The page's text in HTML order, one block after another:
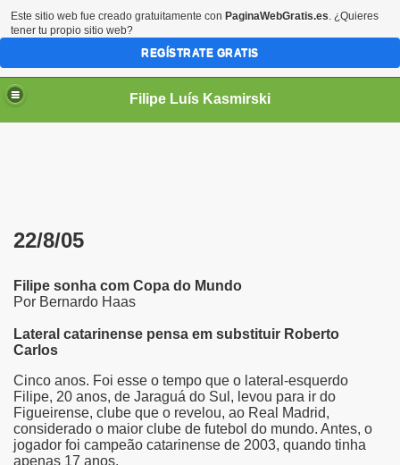
Filipe Luís Kasmirski
22/8/05
Filipe sonha com Copa do Mundo
Por Bernardo Haas
Lateral catarinense pensa em substituir Roberto
Carlos
Cinco anos. Foi esse o tempo que o lateral-esquerdo
Filipe, 20 anos, de Jaraguá do Sul, levou para ir do
Figueirense, clube que o revelou, ao Real Madrid,
considerado o maior clube de futebol do mundo. Antes, o
jogador foi campeão catarinense de 2003, quando tinha
apenas 17 anos.
Este sitio web fue creado gratuitamente con PaginaWebGratis.es. ¿Quieres
tener tu propio sitio web?
REGÍSTRATE GRATIS